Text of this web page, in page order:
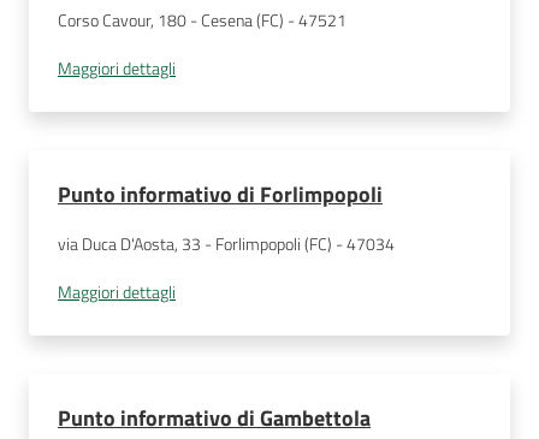
Corso Cavour, 180 - Cesena (FC) - 47521
Maggiori dettagli
Punto informativo di Forlimpopoli
via Duca D'Aosta, 33 - Forlimpopoli (FC) - 47034
Maggiori dettagli
Punto informativo di Gambettola